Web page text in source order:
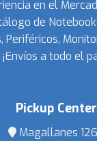
en el
de
Periféricos,
¡Envíos a todo el
Pickup Center
Magallanes